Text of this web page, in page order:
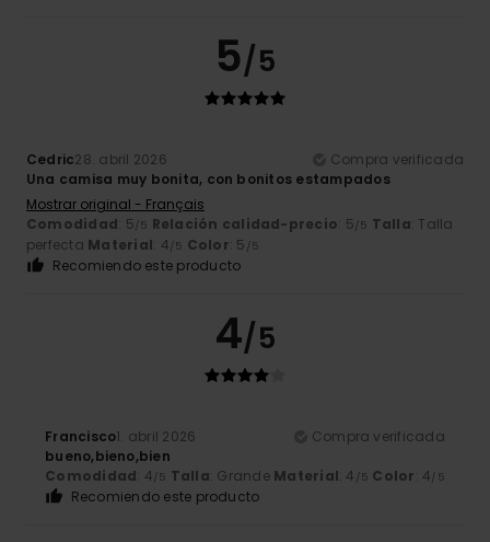
5/5
Cedric28. abril 2026
Compra verificada
Una camisa muy bonita, con bonitos estampados
Mostrar original - Français
Comodidad: 5/5 Relación calidad-precio: 5/5 Talla: Talla
perfecta Material: 4/5 Color: 5 /5
Recomiendo este producto
4/5
Francisco1. abril 2026
Compra verificada
bueno,bieno,bien
Comodidad: 4/5 Talla: Grande Material: 4 /5 Color: 4/5
Recomiendo este producto